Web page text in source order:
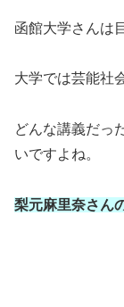
函館大学さんは
大学では芸能社
どんな講義だっ
いですよね。
梨元麻里奈さん